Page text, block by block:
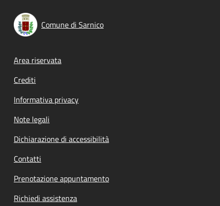
Comune di Sarnico
Footer menu
Area riservata
Crediti
Informativa privacy
Note legali
Dichiarazione di accessibilità
Contatti
Prenotazione appuntamento
Richiedi assistenza